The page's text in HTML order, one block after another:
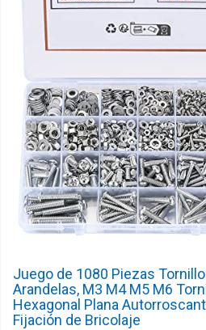
Juego de 1080 Piezas
Arandelas, M3 M4 M5 M6
Hexagonal Plana
Fijación de Bricolaje